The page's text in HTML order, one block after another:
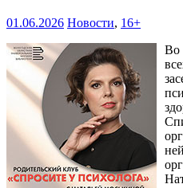
01.06.2026 Новости, 16+
Во